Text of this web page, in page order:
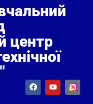
центр